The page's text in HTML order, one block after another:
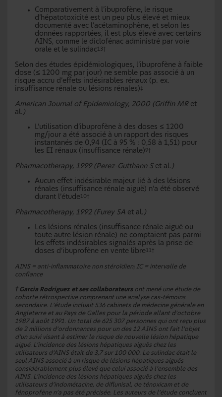
Comparativement à l’ibuprofène, le risque
d’hépatotoxicité est un peu plus élevé et mieux
documenté avec l’acétaminophène, et selon les
données rapportées, il est plus élevé avec certains
AINS, comme le diclofénac administré par voie
orale et le sulindac 13†
Selon des études épidémiologiques, l’ibuprofène à faible
dose (≤ 1200 mg par jour) ne semble pas associé à un
risque accru d’effets indésirables rénaux (p. ex.
insuffisance rénale ou lésions rénales) ‡
American Journal of Epidemiology, 2000 (Griffin MR et
al. )
L’utilisation d’ibuprofène à des doses ≤ 1200
mg/jour a été associé à un rapport des risques
instantanés de 0,94 (IC à 95 % : 0,58 à 1,51) pour
les EI rénaux (insuffisance rénale) 9†
Pharmacotherapy, 1999 (Perez-Gutthann S et al. )
Aucun effet indésirable majeur lié à des lésions
rénales (insuffisance rénale aiguë) n’a été observé
durant l’étude10†
Pharmacotherapy, 1992 (Furey SA et al. )
Les lésions rénales (insuffisance rénale aiguë ou
toute autre lésion rénale) ne comptaient pas parmi
les effets indésirables signalés après la prise de
doses d’ibuprofène en vente libre11†
AINS = anti-inflammatoire non stéroïdien; IC = intervalle de
confiance
†Garcia Rodriguez et ses collaborateursont mené une étude de
cohorte rétrospective comprenant une analyse cas-témoins
secondaire. L’étude incluait 536 cabinets de médecine générale en
Angleterre et au Pays de Galles pour la période allant d’octobre
1987 à août 1991. Un total de 625 307 personnes qui ont reçu plus
de 2 millions d’ordonnances pour un des 12 AINS ont fait l’objet
d’un suivi visant à estimer le risque de nouvelle lésion hépatique
aiguë. L’incidence des lésions hépatiques aiguës chez les
utilisateurs d’AINS était de 3,7 sur 100 000. Le sulindac était le
seul AINS associé à un risque de lésions hépatiques aiguës
considérablement plus élevé que celui associé à l’ensemble des
AINS. L’incidence des lésions hépatiques aiguës chez les
utilisateurs d’indométacine, de diflunisal, de ténoxicam et de
fénoprofène n’a pas été précisée. Les auteurs de l’étude concluent